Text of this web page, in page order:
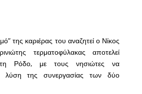
της καριέρας του αναζητεί ο Νίκος
τερματοφύλακας αποτελεί
Ρόδο, με τους νησιώτες να
λύση της συνεργασίας των δύο